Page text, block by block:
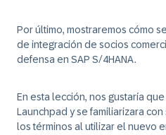
Por último, mostraremos cómo
de integración de socios
defensa en SAP S/4HANA.
En esta lección, nos gustaría
Launchpad y se familiarizara
los términos al utilizar el nuevo